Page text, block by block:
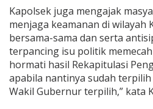
Kapolsek juga mengajak
menjaga keamanan di wilayah
bersama-sama dan serta
terpancing isu politik
hormati hasil Rekapitulasi
apabila nantinya sudah
Wakil Gubernur terpilih,” kata